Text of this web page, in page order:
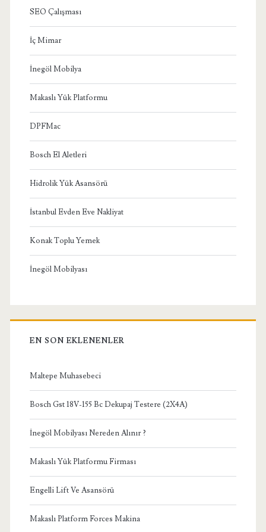
SEO Çalışması
İç Mimar
İnegöl Mobilya
Makaslı Yük Platformu
DPFMac
Bosch El Aletleri
Hidrolik Yük Asansörü
İstanbul Evden Eve Nakliyat
Konak Toplu Yemek
İnegöl Mobilyası
EN SON EKLENENLER
Maltepe Muhasebeci
Bosch Gst 18V-155 Bc Dekupaj Testere (2X4A)
İnegöl Mobilyası Nereden Alınır ?
Makaslı Yük Platformu Firması
Engelli Lift Ve Asansörü
Makaslı Platform Forces Makina